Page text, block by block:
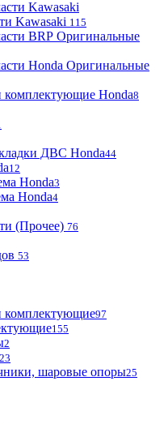
Kawasaki 115
Оригинальные
Оригинальные
комплектующие Honda8
ДВС Honda44
12
Honda3
Honda4
(Прочее) 76
53
комплектующие97
155
2
23
шаровые опоры25